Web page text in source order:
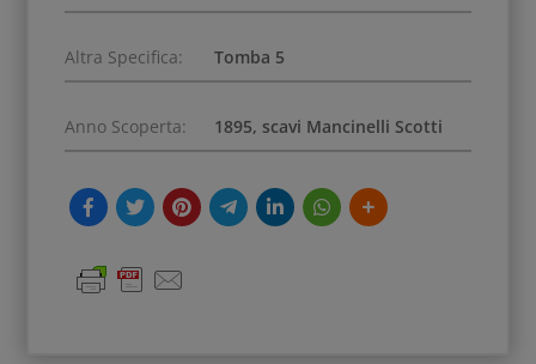
Altra Specifica: Tomba 5
Anno Scoperta: 1895, scavi Mancinelli Scotti